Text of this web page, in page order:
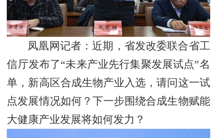
凤凰网记者：近期，省发改委联合省工
信厅发布了“未来产业先行集聚发展试点”名
单，新高区合成生物产业入选，请问这一试
点发展情况如何？下一步围绕合成生物赋能
大健康产业发展将如何发力？